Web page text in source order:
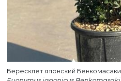
Бересклет японский Бенкомасаки